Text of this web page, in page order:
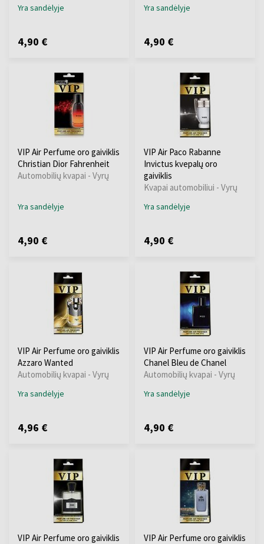
Yra sandėlyje
4,90 €
Yra sandėlyje
4,90 €
VIP Air Perfume oro gaiviklis
Christian Dior Fahrenheit
Automobilių kvapai - Vyrų
Yra sandėlyje
4,90 €
VIP Air Paco Rabanne
Invictus kvepalų oro
gaiviklis
Kvapai automobiliui - Vyrų
Yra sandėlyje
4,90 €
VIP Air Perfume oro gaiviklis
Azzaro Wanted
Automobilių kvapai - Vyrų
Yra sandėlyje
4,96 €
VIP Air Perfume oro gaiviklis
Chanel Bleu de Chanel
Automobilių kvapai - Vyrų
Yra sandėlyje
4,90 €
VIP Air Perfume oro gaiviklis VIP Air Perfume oro gaiviklis